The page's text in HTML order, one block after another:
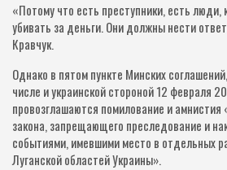
«Потому что есть преступники, есть
убивать за деньги. Они должны нести
Кравчук.
Однако в пятом пункте Минских
числе и украинской стороной 12 февраля
провозглашаются помилование и амнистия
закона, запрещающего преследование и
событиями, имевшими место в отдельных
Луганской областей Украины».